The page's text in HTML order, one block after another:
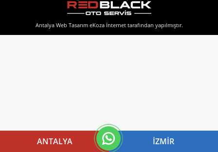
ANTALYA İZMIR
Antalya Web TasarımeKoza İnternet tarafından yapılmıştır.